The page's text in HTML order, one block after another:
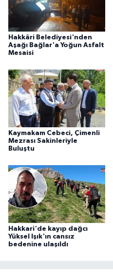
Hakkâri Belediyesi'nden
Aşağı Bağlar'a Yoğun Asfalt
Mesaisi
Kaymakam Cebeci, Çimenli
Mezrası Sakinleriyle
Buluştu
Hakkari'de kayıp dağcı
Yüksel Işık'ın cansız
bedenine ulaşıldı